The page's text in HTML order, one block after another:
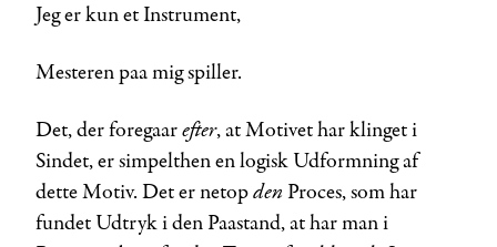
Jeg er kun et Instrument,
Mesteren paa mig spiller.
Det, der foregaarefter, at Motivet har klinget i
Sindet, er simpelthen en logisk Udformning af
dette Motiv. Det er netopden Proces, som har
fundet Udtryk i den Paastand, at har man i